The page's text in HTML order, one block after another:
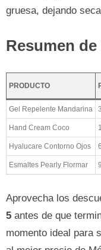
gruesa, dejando
Resumen
PRODUCTO
Gel Repelente Mandarina 3
Hand Cream Coco
Hyalucare Contorno Ojos
Esmaltes Pearly Flormar
Aprovecha los
5 antes de que
momento ideal para